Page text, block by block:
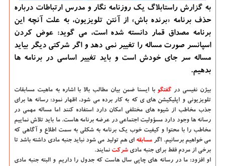
به گزارش راستابلاگ یك روزنامه نگار و مدرس ارتباطات درباره
حذف برنامه «برنده باش» از آنتن تلویزیون، به علت آنچه این
برنامه مصداق قمار دانسته شده است، می گوید: عوض كردن
اسپانسر صورت مساله را تغییر نمی دهد و اگر شركتی دیگر بیاید
مساله سر جای خودش است و باید تغییر اساسی در برنامه ها
بدهیم.
بیژن نفیسی در گفتگو با ایسنا ضمن بیان مطالب بالا با اشاره به ماهیت مسابقات
تلویزیونی و اپلیكیشن های ی كه به كار برده می شود، اظهار نمود: رسانه ها برای
جذب مخاطب از شیوه های مختلفی امكان دارد استفاده كنند اما مساله مهمی در
رسانه ها وجود دارد مسؤولیت اجتماعی در عرضه برنامه هاست. ما باید تلاش نماییم
مخاطب را با محتوا و كیفیت خوب یك برنامه به شكلی به سمت اطلاع و آگاهی كه
می خواهیم برسانیم. اگر مسابقه ای هم تولید می شود نباید جنبه مادی داشته باشد تا
برخی از مردم فقط برای جنبه مادی شركت نمایند.
او افزود: ما در رسانه های چاپی سال هاست كه جدول را داریم و البته جنبه مادی